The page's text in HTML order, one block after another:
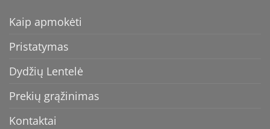
Kaip apmokėti
Pristatymas
Dydžių Lentelė
Prekių grąžinimas
Kontaktai